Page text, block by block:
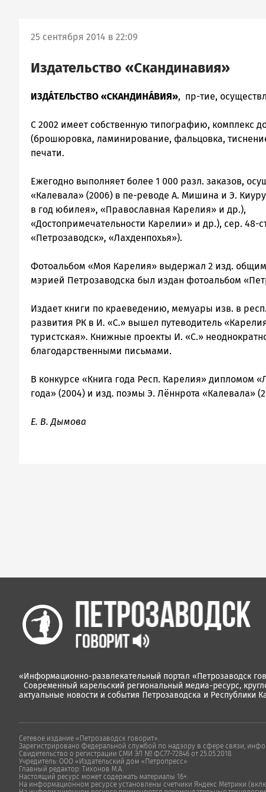
25 сентября 2014 в 22:09
Издательство «Скандинавия»
ИЗДÁТЕЛЬСТВО «СКАНДИНÁВИЯ», пр-тие,
С 2002 имеет собственную типографию, комплекс
(брошюровка, ламинирование, фальцовка,
печати.
Ежегодно выполняет более 1 000 разл. заказов,
«Калевала» (2006) в пе-реводе А. Мишина и Э.
в год юбилея», «Православная Карелия» и
«Достопримечательности Карелии» и др.), сер.
«Петрозаводск», «Лахденпохья»).
Фотоальбом «Моя Карелия» выдержал 2 изд.
мэрией Петрозаводска был издан фотоальбом
Издает книги по краеведению, мемуары изв. в
развития РК в И. «С.» вышел путеводитель
туристская». Книжные проекты И. «С.»
благодарственными письмами.
В конкурсе «Книга года Респ. Карелия»
года» (2004) и изд. поэмы Э. Лённрота «Калевала»
Е. В. Дымова
«Информационно-развлекательный портал «Петрозаводск
Современный карельский региональный медиа-ресурс,
актуальные новости и события Петрозаводска и Республики
Сетевое издание «Петрозаводск говорит».
Зарегистрировано Федеральной службой по надзору в сфере связи,
Свидетельство о регистрации СМИ ЭЛ № ФС77-72846 от 25.05.2018.
Учредитель: ООО «Издательский дом «Петропресс»
Главный редактор: Тихонов М.А.
Настоящий ресурс может содержать материалы 16+.
На информационном ресурсе установлены счетчики Яндекс Метрики